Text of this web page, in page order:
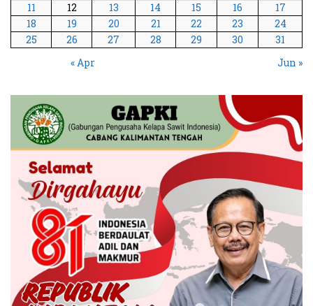
11
12 13 14 15 16
17
18
19 20 21 22 23
24
25
26 27 28 29 30
31
« Apr
Jun »